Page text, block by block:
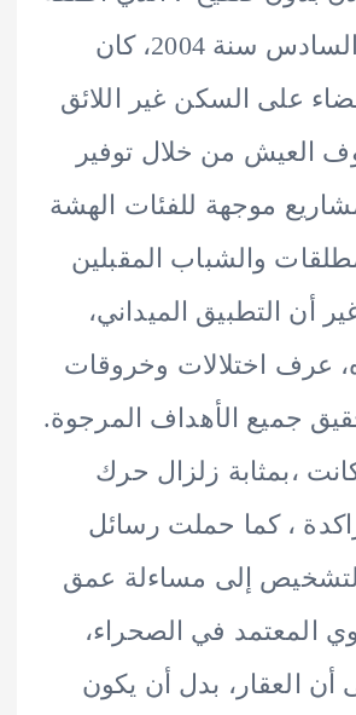
الملك محمد السادس سنة 2004، كان
السكن غير اللائق
من خلال توفير
للفئات الهشة
المقبلين
الميداني،
وخروقات
الأهداف المرجوة.
زلزال حرك
كما حملت رسائل
إلى مساءلة عمق
في الصحراء،
بدل أن يكون